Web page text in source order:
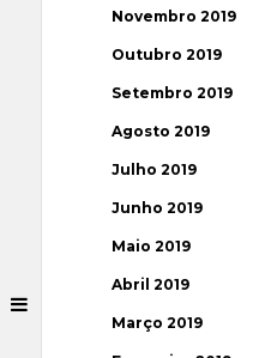
Novembro 2019
Outubro 2019
Setembro 2019
Agosto 2019
Julho 2019
Junho 2019
Maio 2019
Abril 2019
Março 2019